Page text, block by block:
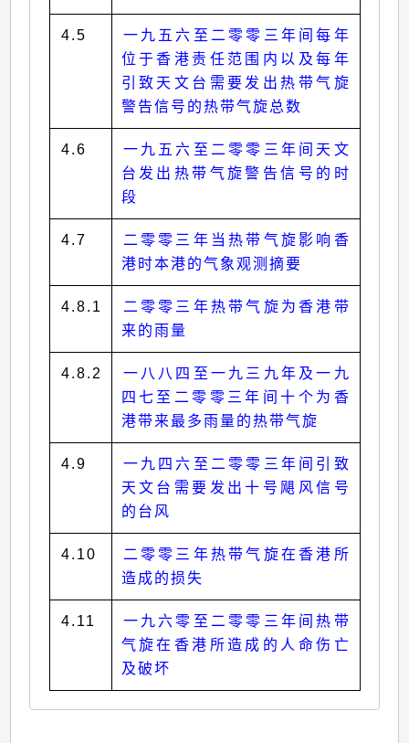
4.5
一九五六至二零零三年间每年
位于香港责任范围内以及每年
引致天文台需要发出热带气旋
警告信号的热带气旋总数
4.6
一九五六至二零零三年间天文
台发出热带气旋警告信号的时
段
4.7
二零零三年当热带气旋影响香
港时本港的气象观测摘要
4.8.1
二零零三年热带气旋为香港带
来的雨量
4.8.2
一八八四至一九三九年及一九
四七至二零零三年间十个为香
港带来最多雨量的热带气旋
4.9
一九四六至二零零三年间引致
天文台需要发出十号飓风信号
的台风
4.10
二零零三年热带气旋在香港所
造成的损失
4.11
一九六零至二零零三年间热带
气旋在香港所造成的人命伤亡
及破坏